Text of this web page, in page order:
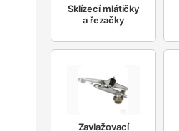
Sklízecí mlátičky
a řezačky
Zavlažovací